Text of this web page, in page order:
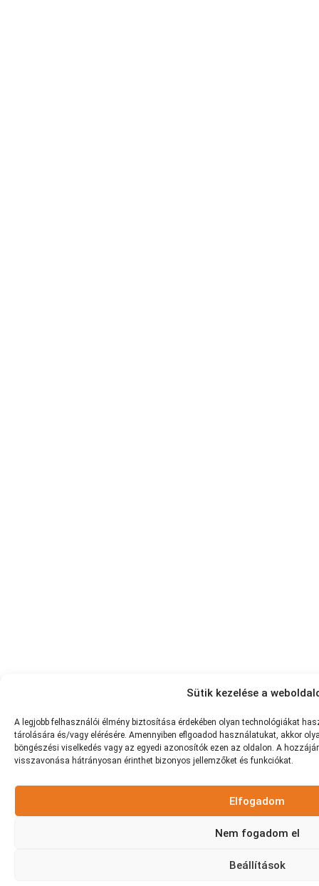
Sütik kezelése a
A legjobb felhasználói élmény biztosítása érdekében olyan technológiákat
tárolására és/vagy elérésére. Amennyiben eflgoadod használatukat, akkor
böngészési viselkedés vagy az egyedi azonosítók ezen az oldalon. A
visszavonása hátrányosan érinthet bizonyos jellemzőket ésfunkciókat.
Elfogadom
Nem fogadom el
Beállítások